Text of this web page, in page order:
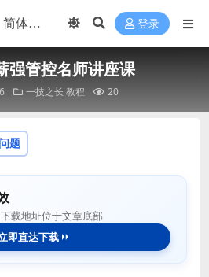
登录
强管控名师讲座课
一技之长 教程 20
题
载地址位于文章底部
即直达下载